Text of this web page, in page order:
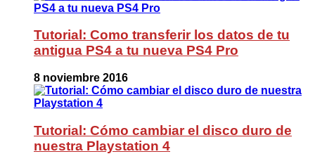
Tutorial: Como transferir los datos de tu
antigua PS4 a tu nueva PS4 Pro
8 noviembre 2016
Tutorial: Cómo cambiar el disco duro de
nuestra Playstation 4